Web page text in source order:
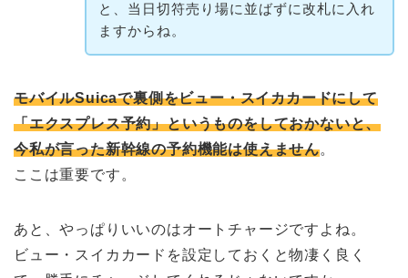
と、当日切符売り場に並ばずに改札に入れ
ますからね。
モバイルSuicaで裏側をビュー・スイカカードにして
「エクスプレス予約」というものをしておかないと、
今私が言った新幹線の予約機能は使えません。
ここは重要です。
あと、やっぱりいいのはオートチャージですよね。
ビュー・スイカカードを設定しておくと物凄く良く